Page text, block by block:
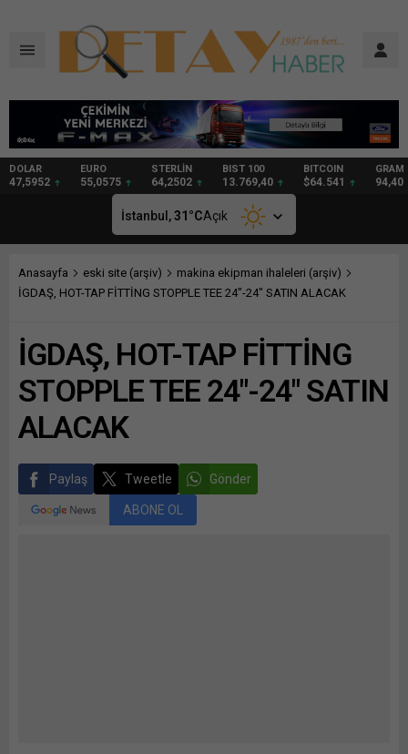
DOLAR
47,5952
EURO
55,0575
STERLİN
64,2502
BIST 100
13.769,40
BITCOIN
$64.541
GRAM
94,40
İstanbul,31 °CAçık
Anasayfa eski site (arşiv)
makina ekipman ihaleleri (arşiv)
İGDAŞ, HOT-TAP FİTTİNG STOPPLE TEE 24″-24″ SATIN ALACAK
İGDAŞ, HOT-TAP FİTTİNG
STOPPLE TEE 24″-24″ SATIN
ALACAK
Paylaş Tweetle Gönder
ABONE OL